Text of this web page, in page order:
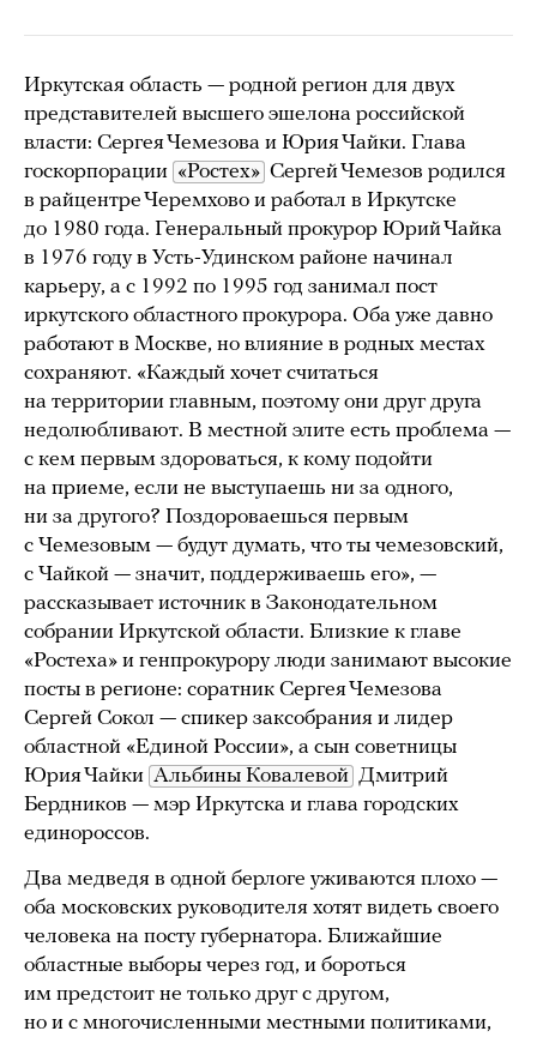
Иркутская область — родной регион для двух
представителей высшего эшелона российской
власти: Сергея Чемезова и Юрия Чайки. Глава
госкорпорации «Ростех» Сергей Чемезов родился
в райцентре Черемхово и работал в Иркутске
до 1980 года. Генеральный прокурор Юрий Чайка
в 1976 году в Усть-Удинском районе начинал
карьеру, а с 1992 по 1995 год занимал пост
иркутского областного прокурора. Оба уже давно
работают в Москве, но влияние в родных местах
сохраняют. «Каждый хочет считаться
на территории главным, поэтому они друг друга
недолюбливают. В местной элите есть проблема —
с кем первым здороваться, к кому подойти
на приеме, если не выступаешь ни за одного,
ни за другого? Поздороваешься первым
с Чемезовым — будут думать, что ты чемезовский,
с Чайкой — значит, поддерживаешь его», —
рассказывает источник в Законодательном
собрании Иркутской области. Близкие к главе
«Ростеха» и генпрокурору люди занимают высокие
посты в регионе: соратник Сергея Чемезова
Сергей Сокол — спикер заксобрания и лидер
областной «Единой России», а сын советницы
Юрия Чайки Альбины Ковалевой Дмитрий
Бердников — мэр Иркутска и глава городских
единороссов.
Два медведя в одной берлоге уживаются плохо —
оба московских руководителя хотят видеть своего
человека на посту губернатора. Ближайшие
областные выборы через год, и бороться
им предстоит не только друг с другом,
но и с многочисленными местными политиками,